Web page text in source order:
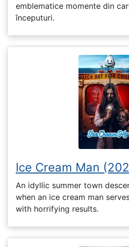
emblematice momente din
începuturi.
Ice Cream Man
An idyllic summer town
when an ice cream man
with horrifying results.